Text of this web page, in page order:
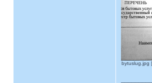
bytuslug.jpg